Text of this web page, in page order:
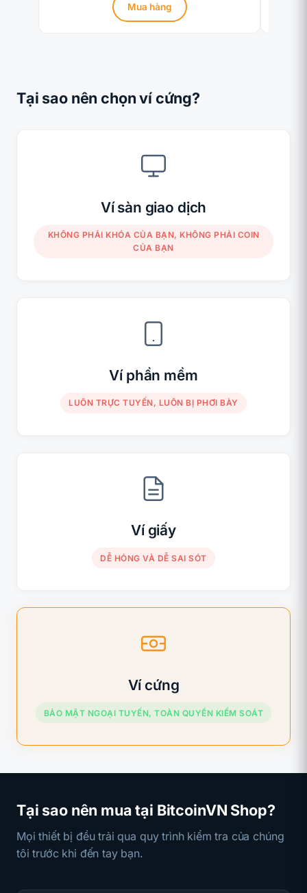
Mua hàng
Tại sao nên chọn ví cứng?
Ví sàn giao dịch
KHÔNG PHẢI KHÓA CỦA BẠN, KHÔNG PHẢI COIN
CỦA BẠN
Ví phần mềm
LUÔN TRỰC TUYẾN, LUÔN BỊ PHƠI BÀY
Ví giấy
DỄ HỎNG VÀ DỄ SAI SÓT
Ví cứng
BẢO MẬT NGOẠI TUYẾN, TOÀN QUYỀN KIỂM SOÁT
Tại sao nên mua tại BitcoinVN Shop?
Mọi thiết bị đều trải qua quy trình kiểm tra của chúng
tôi trước khi đến tay bạn.